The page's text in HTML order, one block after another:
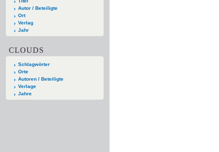
Autor / Beteiligte
Ort
Verlag
Jahr
CLOUDS
Schlagwörter
Orte
Autoren / Beteiligte
Verlage
Jahre